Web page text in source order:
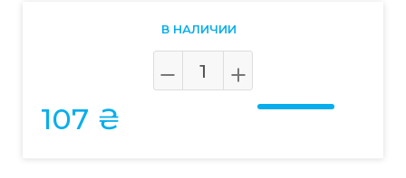
В НАЛИЧИИ
107 ₴